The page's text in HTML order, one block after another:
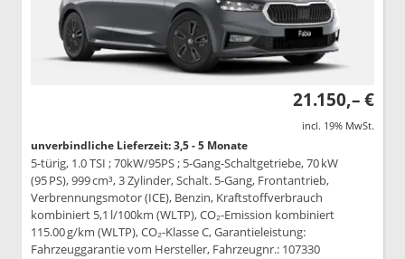
21.150,– €
incl. 19% MwSt.
unverbindliche Lieferzeit: 3,5 - 5 Monate
5-türig, 1.0 TSI ; 70kW/95PS ; 5-Gang-Schaltgetriebe, 70 kW
(95 PS), 999 cm³, 3 Zylinder, Schalt. 5-Gang, Frontantrieb,
Verbrennungsmotor (ICE), Benzin, Kraftstoffverbrauch
kombiniert 5,1 l/100km (WLTP), CO₂-Emission kombiniert
115.00 g/km (WLTP), CO₂-Klasse C, Garantieleistung:
Fahrzeuggarantie vom Hersteller, Fahrzeugnr.: 107330